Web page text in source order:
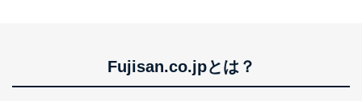
Fujisan.co.jpとは？